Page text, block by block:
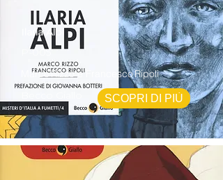
Ilaria Alpi
P-005
Marco Rizzo e Francesco Ripoli
SCOPRI DI PIÙ